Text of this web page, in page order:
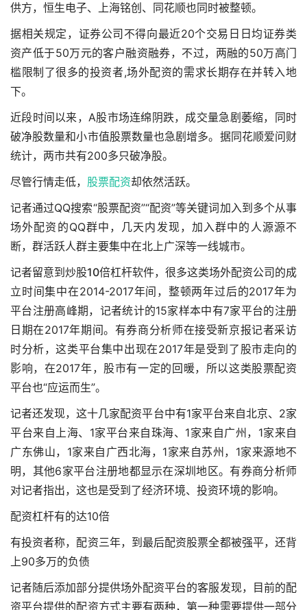
供方，恒生电子、上海铭创、同花顺也同时被整顿。
据相关规定，证券公司不得向最近20个交易日日均证券类
资产低于50万元的客户融资融券，不过，两融的50万高门
槛限制了很多的投资者,场外配资的需求长期存在并转入地
下。
近段时间以来，A股市场连绵阴跌，成交量急剧萎缩，同时
破净股数量和小市值股票数量也急剧增多。据同花顺爱问财
统计，两市共有200多只破净股。
尽管行情走低， 股票配资却依然活跃。
记者通过QQ搜索“股票配资”“配资”等关键词加入到多个从事
场外配资的QQ群中，几天内发现，加入群中的人源源不
断，群活跃人群主要集中在北上广深等一线城市。
记者留意到 炒股10倍杠杆软件，很多这类场外配资公司的成
立时间集中在2014-2017年间，整顿两年过后的2017年为
平台注册高峰期，记者统计的15家样本中有7家平台的注册
日期在2017年期间。有券商分析师在接受新京报记者采访
时分析，这类平台集中出现在2017年是受到了股市走向的
影响，在2017年，股市有一定的回暖，所以这类股票配资
平台也“应运而生”。
记者还发现，这十几家配资平台中有1家平台来自北京、2家
平台来自上海、1家平台来自珠海、1家来自广州，1家来自
广东佛山，1家来自广西北海，1家来自苏州，1家来源地不
明，其他6家平台注册地都显示在深圳地区。有券商分析师
对记者指出，这也是受到了经济环境、投资环境的影响。
配资杠杆有的达10倍
有投资者称，配资三年，到最后配资股票全都被强平，还背
上90多万的负债
记者随后添加部分提供场外配资平台的客服发现，目前的配
资平台提供的配资方式主要有两种，第一种需要提供一部分